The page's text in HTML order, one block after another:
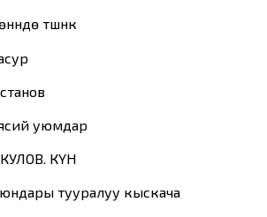
түшүнүк
уюмдар
КҮН
тууралуу кыскача